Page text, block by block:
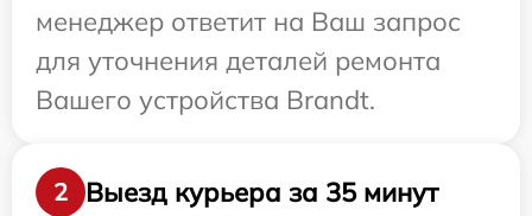
менеджер ответит на Ваш запрос
для уточнения деталей ремонта
Вашего устройства Brandt.
2
Выезд курьера за 35 минут